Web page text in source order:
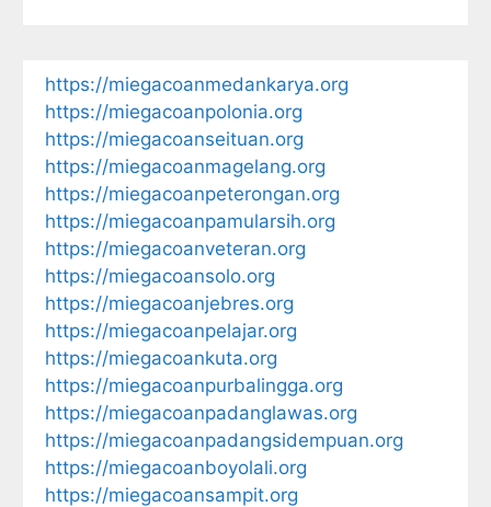
https://miegacoanmedankarya.org
https://miegacoanpolonia.org
https://miegacoanseituan.org
https://miegacoanmagelang.org
https://miegacoanpeterongan.org
https://miegacoanpamularsih.org
https://miegacoanveteran.org
https://miegacoansolo.org
https://miegacoanjebres.org
https://miegacoanpelajar.org
https://miegacoankuta.org
https://miegacoanpurbalingga.org
https://miegacoanpadanglawas.org
https://miegacoanpadangsidempuan.org
https://miegacoanboyolali.org
https://miegacoansampit.org